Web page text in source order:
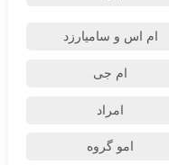
ام اس و سامیارزد
ام جی
امراد
امو گروه